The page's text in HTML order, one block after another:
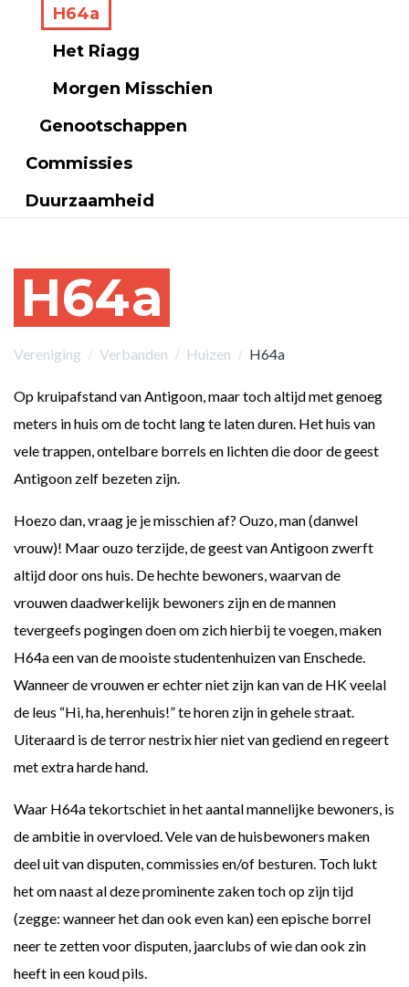
H64a
Het Riagg
Morgen Misschien
Genootschappen
Commissies
Duurzaamheid
H64a
Vereniging Verbanden Huizen H64a
Op kruipafstand van Antigoon, maar toch altijd met genoeg
meters in huis om de tocht lang te laten duren. Het huis van
vele trappen, ontelbare borrels en lichten die door de geest
Antigoon zelf bezeten zijn.
Hoezo dan, vraag je je misschien af? Ouzo, man (danwel
vrouw)! Maar ouzo terzijde, de geest van Antigoon zwerft
altijd door ons huis. De hechte bewoners, waarvan de
vrouwen daadwerkelijk bewoners zijn en de mannen
tevergeefs pogingen doen om zich hierbij te voegen, maken
H64a een van de mooiste studentenhuizen van Enschede.
Wanneer de vrouwen er echter niet zijn kan van de HK veelal
de leus “Hi, ha, herenhuis!” te horen zijn in gehele straat.
Uiteraard is de terror nestrix hier niet van gediend en regeert
met extra harde hand.
Waar H64a tekortschiet in het aantal mannelijke bewoners, is
de ambitie in overvloed. Vele van de huisbewoners maken
deel uit van disputen, commissies en/of besturen. Toch lukt
het om naast al deze prominente zaken toch op zijn tijd
(zegge: wanneer het dan ook even kan) een epische borrel
neer te zetten voor disputen, jaarclubs of wie dan ook zin
heeft in een koud pils.